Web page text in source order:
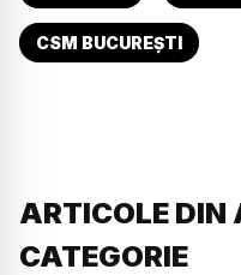
CSM BUCUREȘTI
ARTICOLE DIN
CATEGORIE